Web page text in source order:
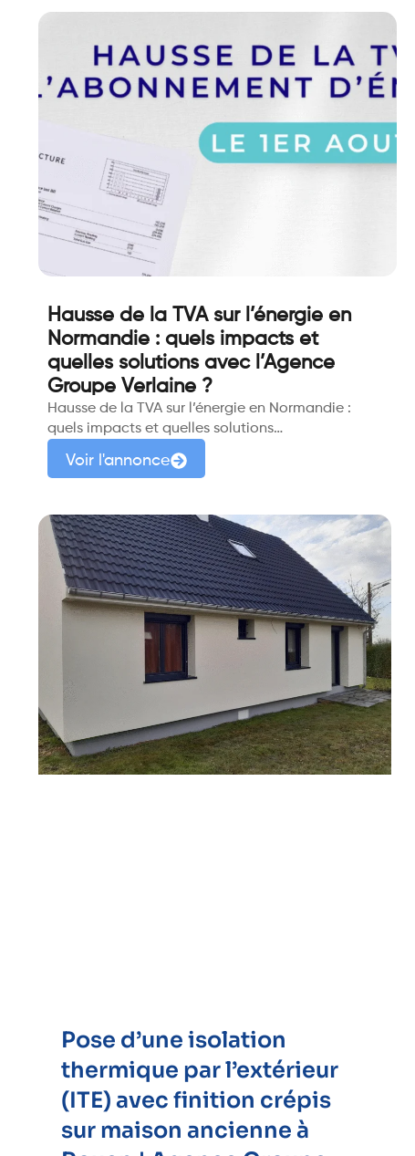
Hausse de la TVA sur l’énergie en
Normandie : quels impacts et
quelles solutions avec l’Agence
Groupe Verlaine ?
Hausse de la TVA sur l’énergie en Normandie :
quels impacts et quelles solutions…
Voir l'annonce
Pose d’une isolation
thermique par l’extérieur
(ITE) avec finition crépis
sur maison ancienne à